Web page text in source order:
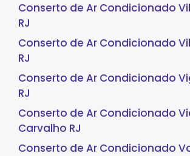
Conserto de Ar Condicionado
RJ
Conserto de Ar Condicionado
RJ
Conserto de Ar Condicionado
RJ
Conserto de Ar Condicionado
Carvalho RJ
Conserto de Ar Condicionado